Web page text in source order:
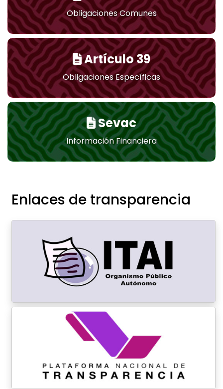
Obligaciones Comunes
Artículo 39
Obligaciones Específicas
Sevac
Información Financiera
Enlaces de transparencia